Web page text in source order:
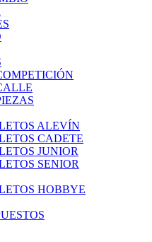
ALEVÍN
CADETE
JUNIOR
SENIOR
HOBBYE